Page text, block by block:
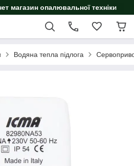
магазин опалювальної техніки
Водяна тепла підлога